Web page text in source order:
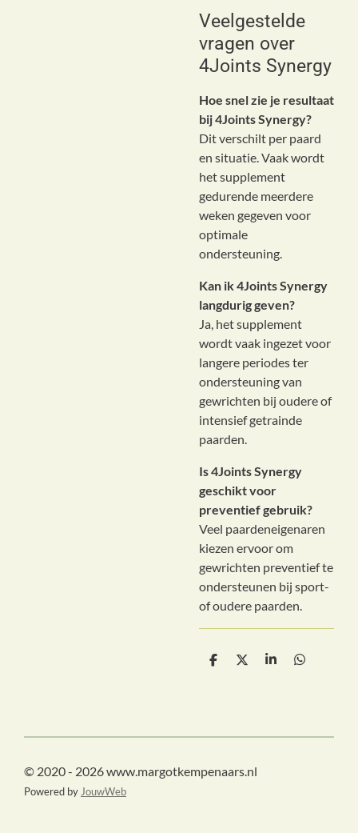
Veelgestelde
vragen over
4Joints Synergy
Hoe snel zie je resultaat
bij 4Joints Synergy?
Dit verschilt per paard
en situatie. Vaak wordt
het supplement
gedurende meerdere
weken gegeven voor
optimale
ondersteuning.
Kan ik 4Joints Synergy
langdurig geven?
Ja, het supplement
wordt vaak ingezet voor
langere periodes ter
ondersteuning van
gewrichten bij oudere of
intensief getrainde
paarden.
Is 4Joints Synergy
geschikt voor
preventief gebruik?
Veel paardeneigenaren
kiezen ervoor om
gewrichten preventief te
ondersteunen bij sport-
of oudere paarden.
D
D
S
D
© 2020 - 2026 www.margotkempenaars.nl
Powered by JouwWeb